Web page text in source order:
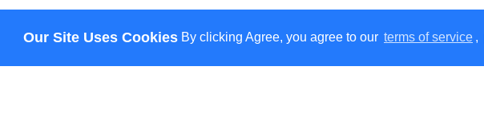
Our Site Uses Cookies By clicking Agree, you agree to our terms of service ,